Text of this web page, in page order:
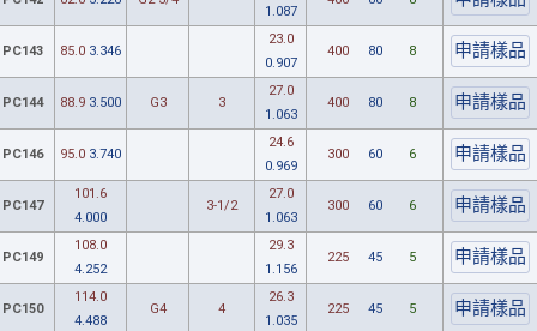
1.087
PC143 85.0 3.346
23.0
0.907
400 80 8
PC144 88.9 3.500 G3 3
27.0
1.063
400 80 8
PC146 95.0 3.740
24.6
0.969
300 60 6
PC147
101.6
4.000
3-1/2
27.0
1.063
300 60 6
PC149
108.0
4.252
29.3
1.156
225 45 5
PC150
114.0
4.488
G4 4
26.3
1.035
225 45 5